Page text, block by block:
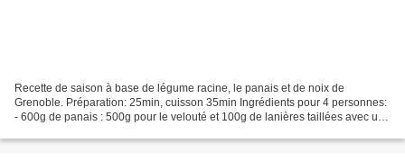
Recette de saison à base de légume racine, le panais et de noix de
Grenoble. Préparation: 25min, cuisson 35min Ingrédients pour 4 personnes:
- 600g de panais : 500g pour le velouté et 100g de lanières taillées avec un